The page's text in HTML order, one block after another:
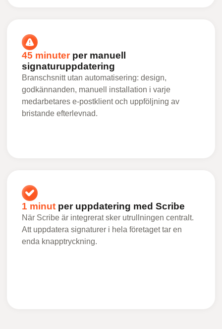
45 minuterper manuell
signaturuppdatering
Branschsnitt utan automatisering: design,
godkännanden, manuell installation i varje
medarbetares e-postklient och uppföljning av
bristande efterlevnad.
1 minut per uppdatering med Scribe
När Scribe är integrerat sker utrullningen centralt.
Att uppdatera signaturer i hela företaget tar en
enda knapptryckning.